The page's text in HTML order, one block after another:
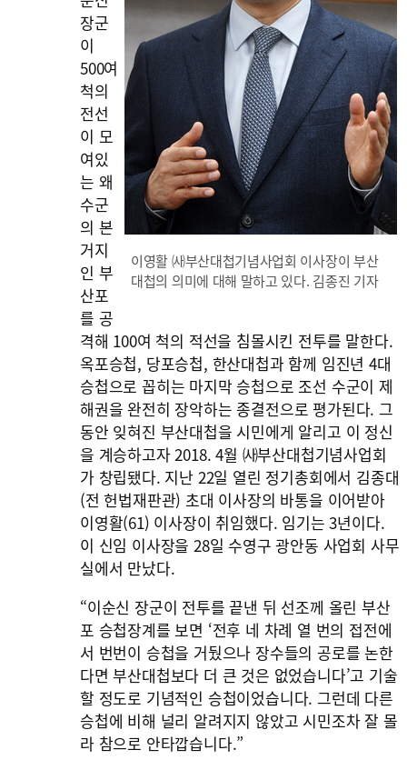
이영활 ㈔부산대첩기념사업회 이사장이 부산
대첩의 의미에 대해 말하고 있다. 김종진 기자
장군
이
500여
척의
전선
이 모
여있
는 왜
수군
의 본
거지
인 부
산포
를 공
격해 100여 척의 적선을 침몰시킨 전투를 말한다.
옥포승첩, 당포승첩, 한산대첩과 함께 임진년 4대
승첩으로 꼽히는 마지막 승첩으로 조선 수군이 제
해권을 완전히 장악하는 종결전으로 평가된다. 그
동안 잊혀진 부산대첩을 시민에게 알리고 이 정신
을 계승하고자 2018. 4월 ㈔부산대첩기념사업회
가 창립됐다. 지난 22일 열린 정기총회에서 김종대
(전 헌법재판관) 초대 이사장의 바통을 이어받아
이영활(61) 이사장이 취임했다. 임기는 3년이다.
이 신임 이사장을 28일 수영구 광안동 사업회 사무
실에서 만났다.
“이순신 장군이 전투를 끝낸 뒤 선조께 올린 부산
포 승첩장계를 보면 ‘전후 네 차례 열 번의 접전에
서 번번이 승첩을 거뒀으나 장수들의 공로를 논한
다면 부산대첩보다 더 큰 것은 없었습니다’고 기술
할 정도로 기념적인 승첩이었습니다. 그런데 다른
승첩에 비해 널리 알려지지 않았고 시민조차 잘 몰
라 참으로 안타깝습니다.”